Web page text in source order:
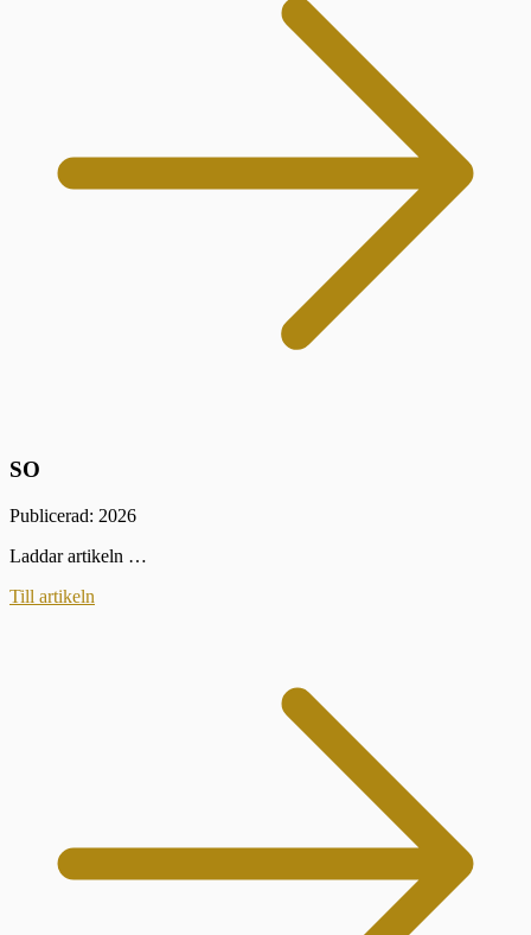
SO
Publicerad: 2026
Laddar artikeln …
Till artikeln